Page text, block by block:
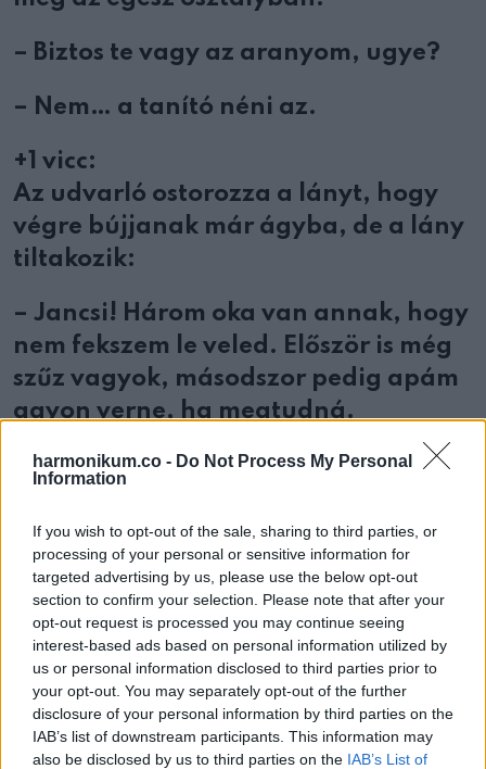
harmonikum.co - Do Not Process My Personal
Information
If you wish to opt-out of the sale, sharing to third parties, or
processing of your personal or sensitive information for
targeted advertising by us, please use the below opt-out
section to confirm your selection. Please note that after your
opt-out request is processed you may continue seeing
interest-based ads based on personal information utilized by
us or personal information disclosed to third parties prior to
your opt-out. You may separately opt-out of the further
disclosure of your personal information by third parties on the
IAB’s list of downstream participants. This information may
also be disclosed by us to third parties on the IAB’s List of
– Biztos te vagy az aranyom, ugye?
– Nem… a tanító néni az.
+1 vicc:
Az udvarló ostorozza a lányt, hogy
végre bújjanak már ágyba, de a lány
tiltakozik:
– Jancsi! Három oka van annak, hogy
nem fekszem le veled. Először is még
szűz vagyok, másodszor pedig apám
agyon verne, ha megtudná.
hetekig fájni szokott a derekam.
Oszd meg ezt a posztot:
WhatsappRedditShare
via
Email